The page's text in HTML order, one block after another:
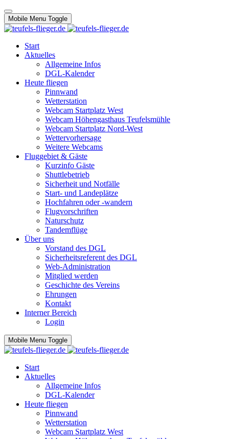
Mobile Menu Toggle
Start
Aktuelles
Allgemeine Infos
DGL-Kalender
Heute fliegen
Pinnwand
Wetterstation
Webcam Startplatz West
Webcam Höhengasthaus Teufelsmühle
Webcam Startplatz Nord-West
Wettervorhersage
Weitere Webcams
Fluggebiet & Gäste
Kurzinfo Gäste
Shuttlebetrieb
Sicherheit und Notfälle
Start- und Landeplätze
Hochfahren oder -wandern
Flugvorschriften
Naturschutz
Tandemflüge
Über uns
Vorstand des DGL
Sicherheitsreferent des DGL
Web-Administration
Mitglied werden
Geschichte des Vereins
Ehrungen
Kontakt
Interner Bereich
Login
Mobile Menu Toggle
Start
Aktuelles
Allgemeine Infos
DGL-Kalender
Heute fliegen
Pinnwand
Wetterstation
Webcam Startplatz West